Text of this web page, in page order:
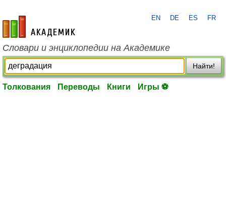
academic.ru
EN DE ES FR
Словари и энциклопедии на Академике
Найти!
Толкования Переводы Книги Игры ⚽